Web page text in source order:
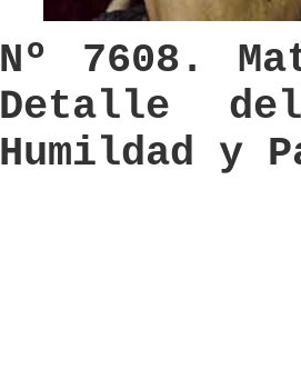
Nº 7608.
Detalle
Humildad y